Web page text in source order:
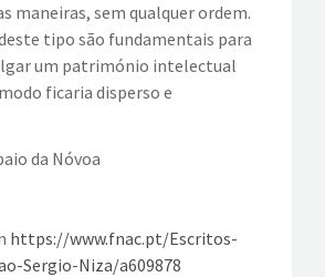
maneiras, sem qualquer ordem.
tipo são fundamentais para
um património intelectual
ficaria disperso e
da Nóvoa
https://www.fnac.pt/Escritos-
Sergio-Niza/a609878